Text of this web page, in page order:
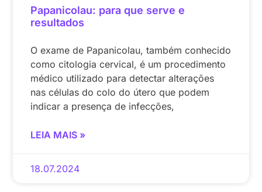
Papanicolau: para que serve e
resultados
O exame de Papanicolau, também conhecido
como citologia cervical, é um procedimento
médico utilizado para detectar alterações
nas células do colo do útero que podem
indicar a presença de infecções,
LEIA MAIS »
18.07.2024